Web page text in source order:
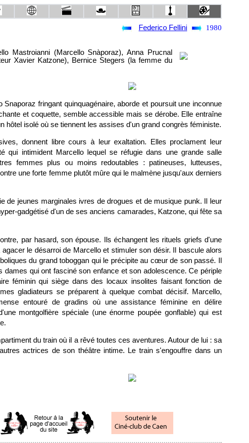
Federico Fellini 1980
Mastroianni (Marcello Snàporaz), Anna Prucnal
Xavier Katzone), Bernice Stegers (la femme du
fringant quinquagénaire, aborde et poursuit une inconnue
et coquette, semble accessible mais se dérobe. Elle entraîne
hôtel isolé où se tiennent les assises d'un grand congrès féministe.
donnent libre cours à leur exaltation. Elles proclament leur
qui intimident Marcello lequel se réfugie dans une grande salle
femmes plus ou moins redoutables : patineuses, lutteuses,
une forte femme plutôt mûre qui le malmène jusqu'aux derniers
de jeunes marginales ivres de drogues et de musique punk. Il leur
gadgétisé d'un de ses anciens camarades, Katzone, qui fête sa
par hasard, son épouse. Ils échangent les rituels griefs d'une
le désarroi de Marcello et stimuler son désir. Il bascule alors
du grand toboggan qui le précipite au cœur de son passé. Il
dames qui ont fasciné son enfance et son adolescence. Ce périple
féminin qui siège dans des locaux insolites faisant fonction de
gladiateurs se préparent à quelque combat décisif. Marcello,
entouré de gradins où une assistance féminine en délire
montgolfière spéciale (une énorme poupée gonflable) qui est
du train où il a rêvé toutes ces aventures. Autour de lui : sa
actrices de son théâtre intime. Le train s'engouffre dans un